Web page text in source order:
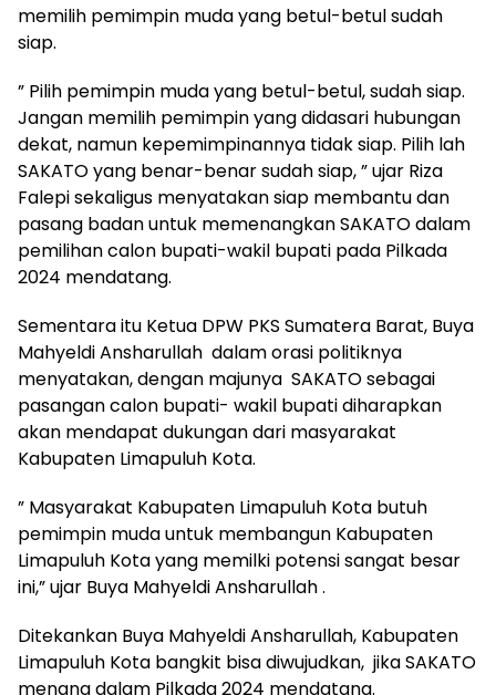
memilih pemimpin muda yang betul-betul sudah
siap.
” Pilih pemimpin muda yang betul-betul, sudah siap.
Jangan memilih pemimpin yang didasari hubungan
dekat, namun kepemimpinannya tidak siap. Pilih lah
SAKATO yang benar-benar sudah siap, ” ujar Riza
Falepi sekaligus menyatakan siap membantu dan
pasang badan untuk memenangkan SAKATO dalam
pemilihan calon bupati-wakil bupati pada Pilkada
2024 mendatang.
Sementara itu Ketua DPW PKS Sumatera Barat, Buya
Mahyeldi Ansharullah dalam orasi politiknya
menyatakan, dengan majunya SAKATO sebagai
pasangan calon bupati- wakil bupati diharapkan
akan mendapat dukungan dari masyarakat
Kabupaten Limapuluh Kota.
” Masyarakat Kabupaten Limapuluh Kota butuh
pemimpin muda untuk membangun Kabupaten
Limapuluh Kota yang memilki potensi sangat besar
ini,” ujar Buya Mahyeldi Ansharullah .
Ditekankan Buya Mahyeldi Ansharullah, Kabupaten
Limapuluh Kota bangkit bisa diwujudkan, jika SAKATO
menang dalam Pilkada 2024 mendatang.